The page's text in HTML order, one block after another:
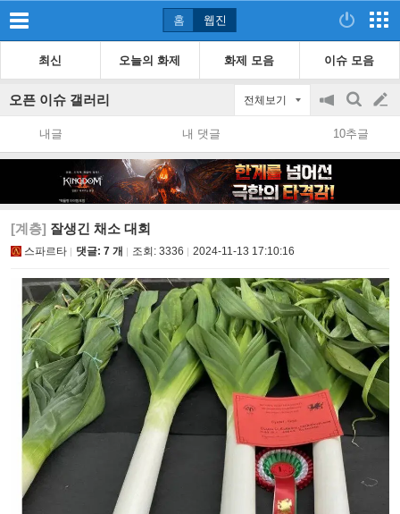
홈 웹진
최신 오늘의 화제 화제 모음 이슈 모음
오픈 이슈 갤러리 전체보기
공
지
on/off
검
색
글
쓰
내글 내 댓글 10추글
[계층] 잘생긴 채소 대회
스파르타 댓글: 7 개 조회: 3336 2024-11-13 17:10:16